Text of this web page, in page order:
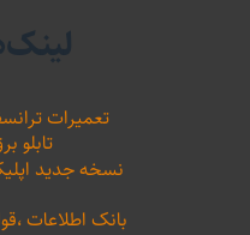
تعمیرات
تابلو
نسخه جدید
بانک اطلاعات